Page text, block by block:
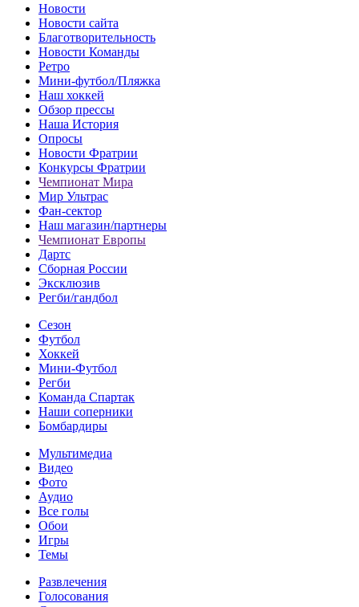
Новости
Новости сайта
Благотворительность
Новости Команды
Ретро
Мини-футбол/Пляжка
Наш хоккей
Обзор прессы
Наша История
Опросы
Новости Фратрии
Конкурсы Фратрии
Чемпионат Мира
Мир Ультрас
Фан-cектор
Наш магазин/партнеры
Чемпионат Европы
Дартс
Сборная России
Эксклюзив
Регби/гандбол
Сезон
Футбол
Хоккей
Мини-Футбол
Регби
Команда Спартак
Наши соперники
Бомбардиры
Мультимедиа
Видео
Фото
Аудио
Все голы
Обои
Игры
Темы
Развлечения
Голосования